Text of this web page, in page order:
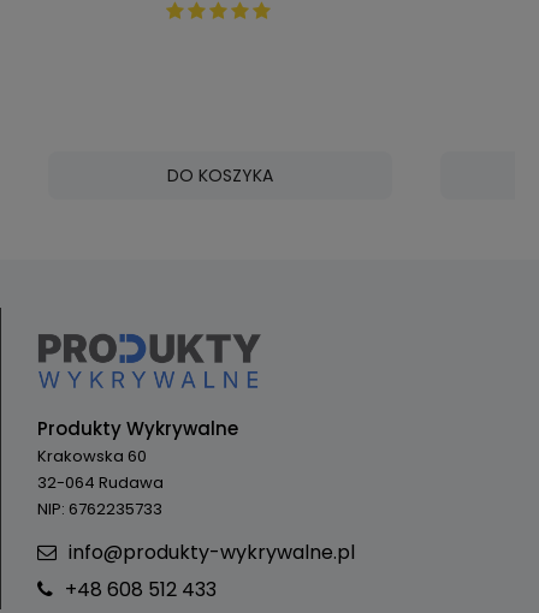
DO KOSZYKA
Produkty Wykrywalne
Krakowska 60
32-064 Rudawa
NIP: 6762235733
info@produkty-wykrywalne.pl
+48 608 512 433